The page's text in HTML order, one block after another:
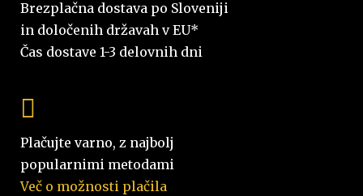
Brezplačna dostava po Sloveniji
in določenih državah v EU*
Čas dostave 1-3 delovnih dni
Plačujte varno, z najbolj
popularnimi metodami
Več o možnosti plačila